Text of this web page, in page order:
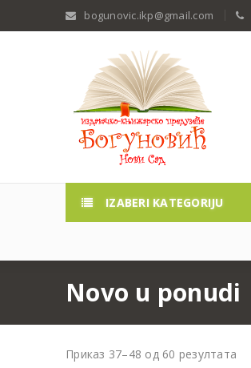
bogunovic.ikp@gmail.com
IZABERI KATEGORIJU
Novo u ponudi
Приказ 37–48 од 60 резултата